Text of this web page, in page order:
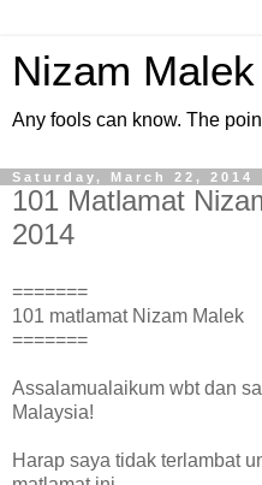
Nizam
Any fools can know. The
Saturday, March 22, 2014
101 Matlamat
2014
=======
101 matlamat Nizam Malek
=======
Assalamualaikum wbt dan
Malaysia!
Harap saya tidak terlambat